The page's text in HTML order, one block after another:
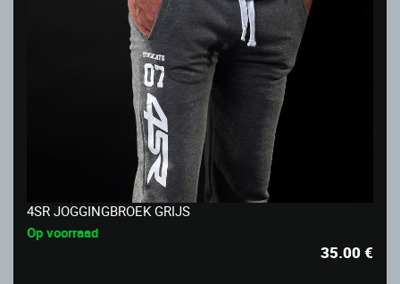
4SR JOGGINGBROEK GRIJS
Op voorraad
35.00€